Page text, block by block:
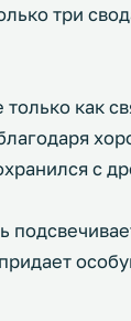
три
как
с